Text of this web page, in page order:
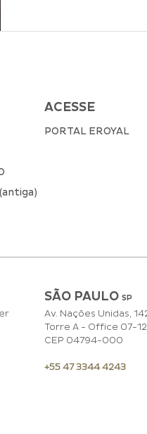
investidores. Ao
competitividade e
ACESSE
PORTAL EROYAL
SÃO PAULO SP
Av. Nações Unidas,
Torre A - Office 07-
CEP 04794-000
+55 47 3344 4243